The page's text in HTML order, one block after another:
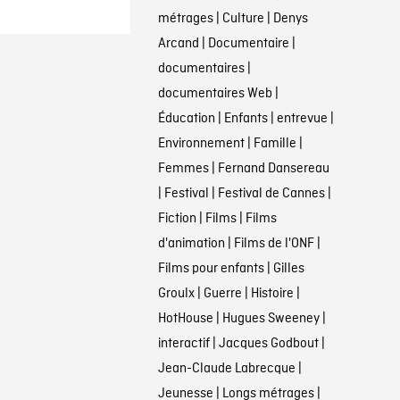
métrages| Culture | Denys
Arcand | Documentaire |
documentaires|
documentaires Web |
Éducation | Enfants| entrevue |
Environnement| Famille |
Femmes| Fernand Dansereau
| Festival | Festival de Cannes|
Fiction | Films| Films
d'animation | Films de l'ONF|
Films pour enfants| Gilles
Groulx| Guerre | Histoire |
HotHouse | Hugues Sweeney|
interactif| Jacques Godbout|
Jean-Claude Labrecque |
Jeunesse | Longs métrages|